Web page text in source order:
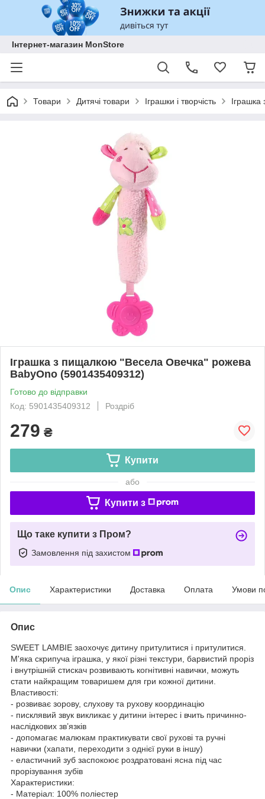
Інтернет-магазин MonStore
Товари Дитячі товари Іграшки і творчість
Іграшка з пищалкою "Весела Овечка" рожева
BabyOno (5901435409312)
Готово до відправки
Код: 5901435409312
Роздріб
279 ₴
Купити
або
Купити з
Що таке купити з Пром?
Замовлення під захистом
Опис Характеристики Доставка Оплата Умови
Опис
SWEET LAMBIE заохочує дитину притулитися і притулитися.
М'яка скрипуча іграшка, у якої різні текстури, барвистий проріз
і внутрішній стискач розвивають когнітивні навички, можуть
стати найкращим товаришем для гри кожної дитини.
Властивості:
- розвиває зорову, слухову та рухову координацію
- писклявий звук викликає у дитини інтерес і вчить причинно-
наслідкових зв’язків
- допомагає малюкам практикувати свої рухові та ручні
навички (хапати, переходити з однієї руки в іншу)
- еластичний зуб заспокоює роздратовані ясна під час
прорізування зубів
Характеристики:
- Матеріал: 100% поліестер